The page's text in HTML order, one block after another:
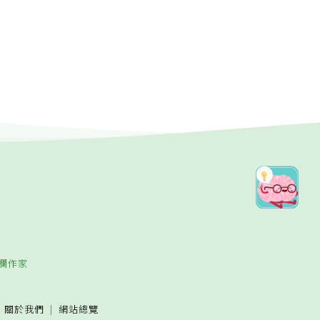
作家
關於我們 網站總覽